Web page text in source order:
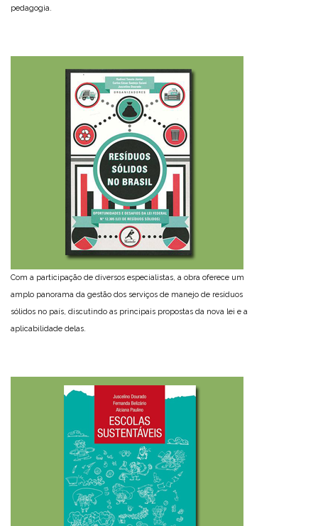
pedagogia.
Com a participação de diversos especialistas, a obra oferece um
amplo panorama da gestão dos serviços de manejo de resíduos
sólidos no país, discutindo as principais propostas da nova lei e a
aplicabilidade delas.